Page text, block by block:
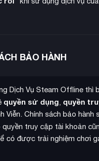
bổ sung nhiều loại trận
(trọng tài khách mời),
Match (trận đấu
Brawl giờ đây hỗ trợ nhiều
những màn hỗn chiến
BẢO HÀNH
Dịch Vụ Steam Offline thì
quyền sử dụng, quyền
Viễn. Chính sách bảo hành
quyền truy cập tài khoản
có được trải nghiệm chơi